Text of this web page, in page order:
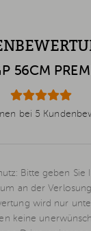
56CM
bei 5
Bitte geben Sie
an der
wird nur
keine